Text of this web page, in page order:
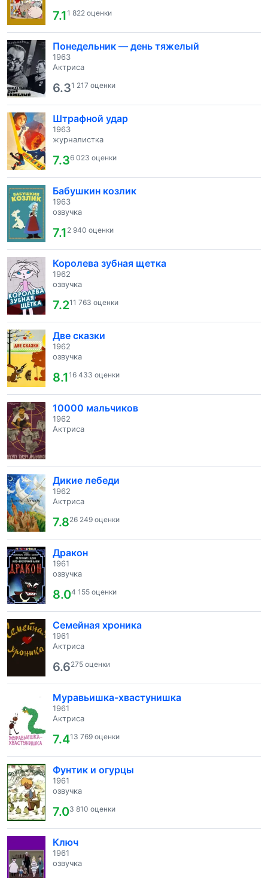
7.11 822 оценки
Понедельник — день тяжелый
1963
Актриса
6.31 217 оценки
Штрафной удар
1963
журналистка
7.36 023 оценки
Бабушкин козлик
1963
озвучка
7.1 2 940 оценки
Королева зубная щетка
1962
озвучка
7.211 763 оценки
Две сказки
1962
озвучка
8.116 433 оценки
10000 мальчиков
1962
Актриса
Дикие лебеди
1962
Актриса
7.826 249 оценки
Дракон
1961
озвучка
8.04 155 оценки
Семейная хроника
1961
Актриса
6.6275 оценки
Муравьишка-хвастунишка
1961
Актриса
7.413 769 оценки
Фунтик и огурцы
1961
озвучка
7.03 810 оценки
Ключ
1961
озвучка